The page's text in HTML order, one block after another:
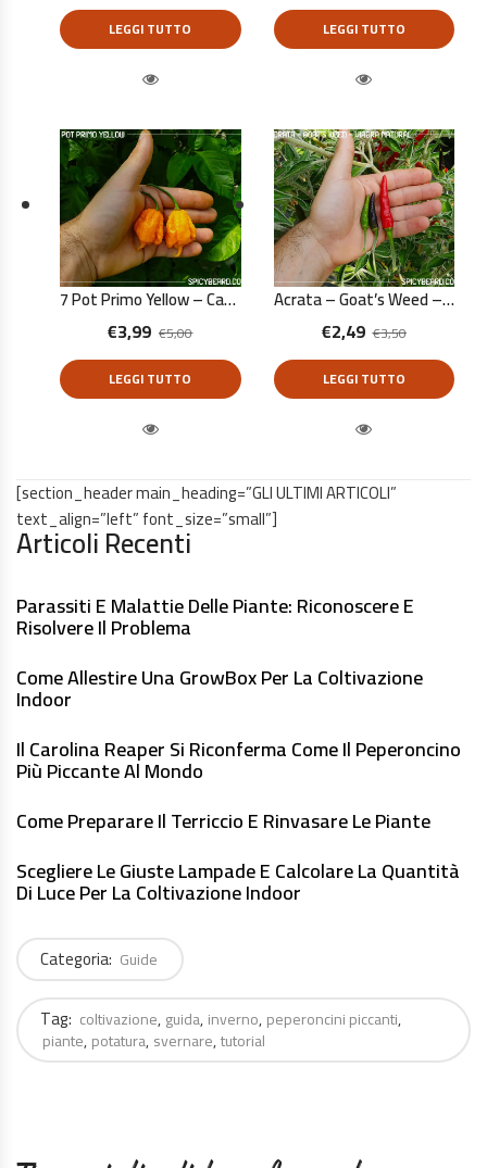
LEGGI TUTTO LEGGI TUTTO
7 Pot Primo Yellow – Capsicum Chinense – 10 Semi Puri
€5,00
€3,99
LEGGI TUTTO
Acrata – Goat’s Weed – Viagra Natural – Capsicum Annuum – 10 Semi Puri
€3,50
€2,49
LEGGI TUTTO
[section_header main_heading=”GLI ULTIMI ARTICOLI”
text_align=”left” font_size=”small”]
Articoli Recenti
Parassiti E Malattie Delle Piante: Riconoscere E
Risolvere Il Problema
Come Allestire Una GrowBox Per La Coltivazione
Indoor
Il Carolina Reaper Si Riconferma Come Il Peperoncino
Più Piccante Al Mondo
Come Preparare Il Terriccio E Rinvasare Le Piante
Scegliere Le Giuste Lampade E Calcolare La Quantità
Di Luce Per La Coltivazione Indoor
Categoria: Guide
Tag: coltivazione guida inverno peperoncini piccanti
piante potatura svernare tutorial